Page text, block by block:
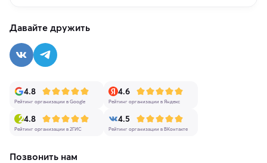
Давайте дружить
4.8
Рейтинг организации в Google
4.6
Рейтинг организации в Яндекс
4.8
Рейтинг организации в 2ГИС
4.5
Рейтинг организации в ВКонтакте
Позвонить нам